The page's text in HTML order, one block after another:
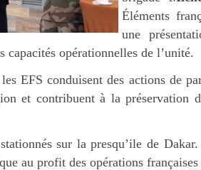
Éléments
une
capacités opérationnelles de l’unité.
EFS conduisent des actions de
et contribuent à la préservation
sur la presqu’ile de
au profit des opérations